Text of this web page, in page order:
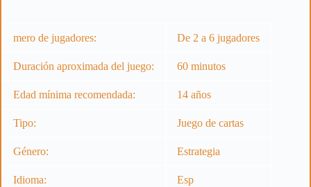
mero de jugadores: De 2 a 6 jugadores
Duración aproximada del juego: 60 minutos
Edad mínima recomendada: 14 años
Tipo: Juego de cartas
Género: Estrategia
Idioma: Esp